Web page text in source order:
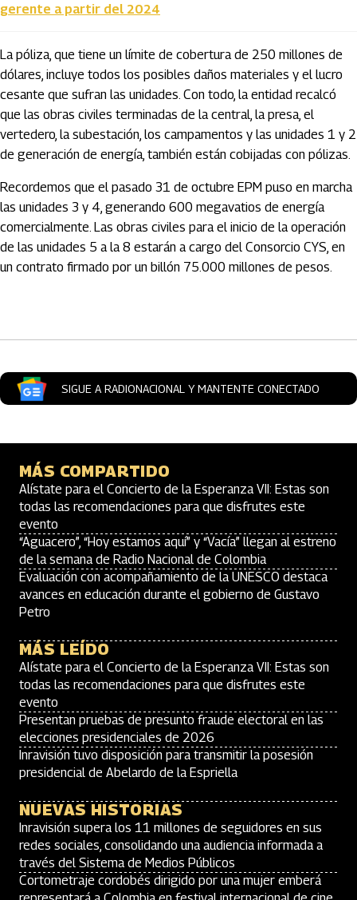
gerente a partir del 2024
La póliza, que tiene un límite de cobertura de 250 millones de
dólares, incluye todos los posibles daños materiales y el lucro
cesante que sufran las unidades. Con todo, la entidad recalcó
que las obras civiles terminadas de la central, la presa, el
vertedero, la subestación, los campamentos y las unidades 1 y 2
de generación de energía, también están cobijadas con pólizas.
Recordemos que el pasado 31 de octubre EPM puso en marcha
las unidades 3 y 4, generando 600 megavatios de energía
comercialmente. Las obras civiles para el inicio de la operación
de las unidades 5 a la 8 estarán a cargo del Consorcio CYS, en
un contrato firmado por un billón 75.000 millones de pesos.
SIGUE A RADIONACIONAL Y MANTENTE CONECTADO
MÁS COMPARTIDO
Alístate para el Concierto de la Esperanza VII: Estas son
todas las recomendaciones para que disfrutes este
evento
“Aguacero”, “Hoy estamos aquí” y “Vacía” llegan al estreno
de la semana de Radio Nacional de Colombia
Evaluación con acompañamiento de la UNESCO destaca
avances en educación durante el gobierno de Gustavo
Petro
MÁS LEÍDO
Alístate para el Concierto de la Esperanza VII: Estas son
todas las recomendaciones para que disfrutes este
evento
Presentan pruebas de presunto fraude electoral en las
elecciones presidenciales de 2026
Inravisión tuvo disposición para transmitir la posesión
presidencial de Abelardo de la Espriella
NUEVAS HISTORIAS
Inravisión supera los 11 millones de seguidores en sus
redes sociales, consolidando una audiencia informada a
través del Sistema de Medios Públicos
Cortometraje cordobés dirigido por una mujer emberá